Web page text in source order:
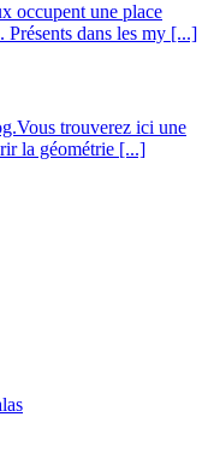
occupent une place
Présents dans les my [...]
trouverez ici une
la géométrie [...]